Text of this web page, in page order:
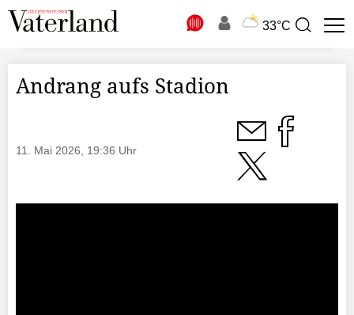
33°C
Suchbegriff
Andrang aufs Stadion
11. Mai 2026, 19:36 Uhr